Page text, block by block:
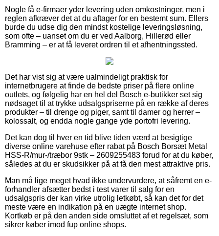
Nogle få e-firmaer yder levering uden omkostninger, men i
reglen afkræver det at du aftager for en bestemt sum. Ellers
burde du udse dig den mindst kostelige leveringsløsning,
som ofte – uanset om du er ved Aalborg, Hillerød eller
Bramming – er at få leveret ordren til et afhentningssted.
Det har vist sig at være ualmindeligt praktisk for
internetbrugere at finde de bedste priser på flere online
outlets, og følgelig har en hel del Bosch e-butikker set sig
nødsaget til at trykke udsalgspriserne på en række af deres
produkter – til drenge og piger, samt til damer og herrer –
kolossalt, og endda nogle gange yde portofri levering.
Det kan dog til hver en tid blive tiden værd at besigtige
diverse online varehuse efter rabat på Bosch Borsæt Metal
HSS-R/mur-/træbor 9stk – 2609255483 forud for at du køber,
således at du er skudsikker på at få den mest attraktive pris.
Man må lige meget hvad ikke undervurdere, at såfremt en e-
forhandler afsætter bedst i test varer til salg for en
udsalgspris der kan virke utrolig letkøbt, så kan det for det
meste være en indikation på en uægte internet shop.
Kortkøb er på den anden side omsluttet af et regelsæt, som
sikrer køber imod fup online shops.